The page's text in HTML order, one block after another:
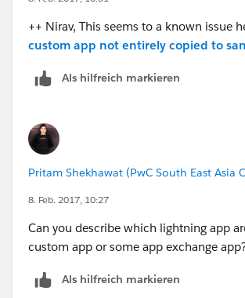
++ Nirav, This seems to a known issue
custom app not entirely copied to
Als hilfreich markieren
Pritam Shekhawat (PwC South East Asia
8. Feb. 2017, 10:27
Can you describe which lightning app
custom app or some app exchange
Als hilfreich markieren